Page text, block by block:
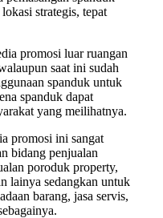
strategis, tepat
promosi luar ruangan
saat ini sudah
spanduk untuk
spanduk dapat
yang meilihatnya.
promosi ini sangat
bidang penjualan
poroduk property,
lainya sedangkan untuk
barang, jasa servis,